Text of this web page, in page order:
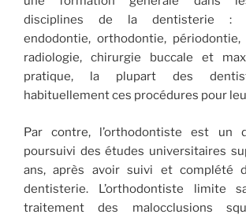
disciplines de la dentisterie :
endodontie, orthodontie,
radiologie, chirurgie buccale et
pratique, la plupart des
habituellement ces procédures pour
Par contre, l’orthodontiste est un
poursuivi des études universitaires
ans, après avoir suivi et complété
dentisterie. L’orthodontiste limite
traitement des malocclusions